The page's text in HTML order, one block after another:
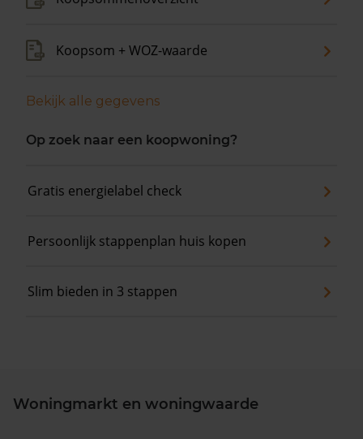
Koopsom + WOZ-waarde
Bekijk alle gegevens
Op zoek naar een koopwoning?
Gratis energielabel check
Persoonlijk stappenplan huis kopen
Slim bieden in 3 stappen
Woningmarkt en woningwaarde